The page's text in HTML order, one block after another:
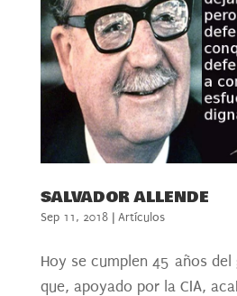
SALVADOR ALLENDE
Sep 11, 2018| Artículos
Hoy se cumplen 45 años
que, apoyado por la CIA,